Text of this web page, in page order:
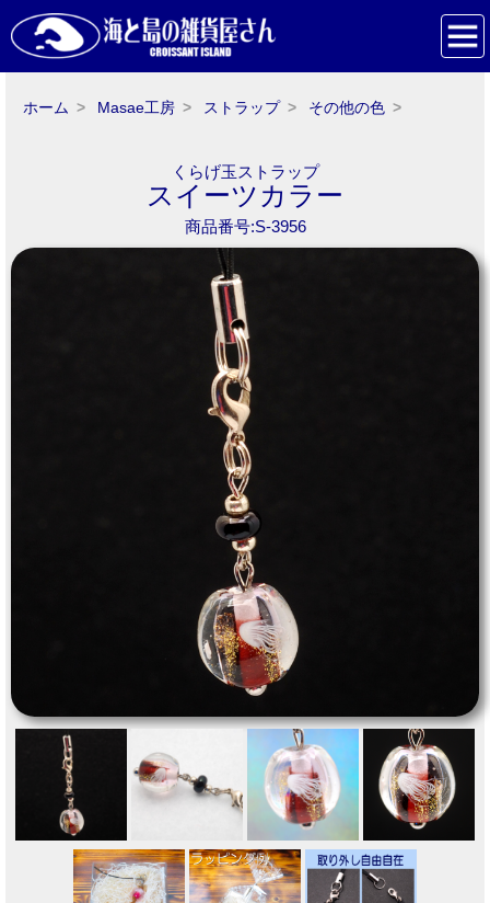
ホーム Masae工房 ストラップ その他の色
くらげ玉ストラップ
スイーツカラー
商品番号:S-3956